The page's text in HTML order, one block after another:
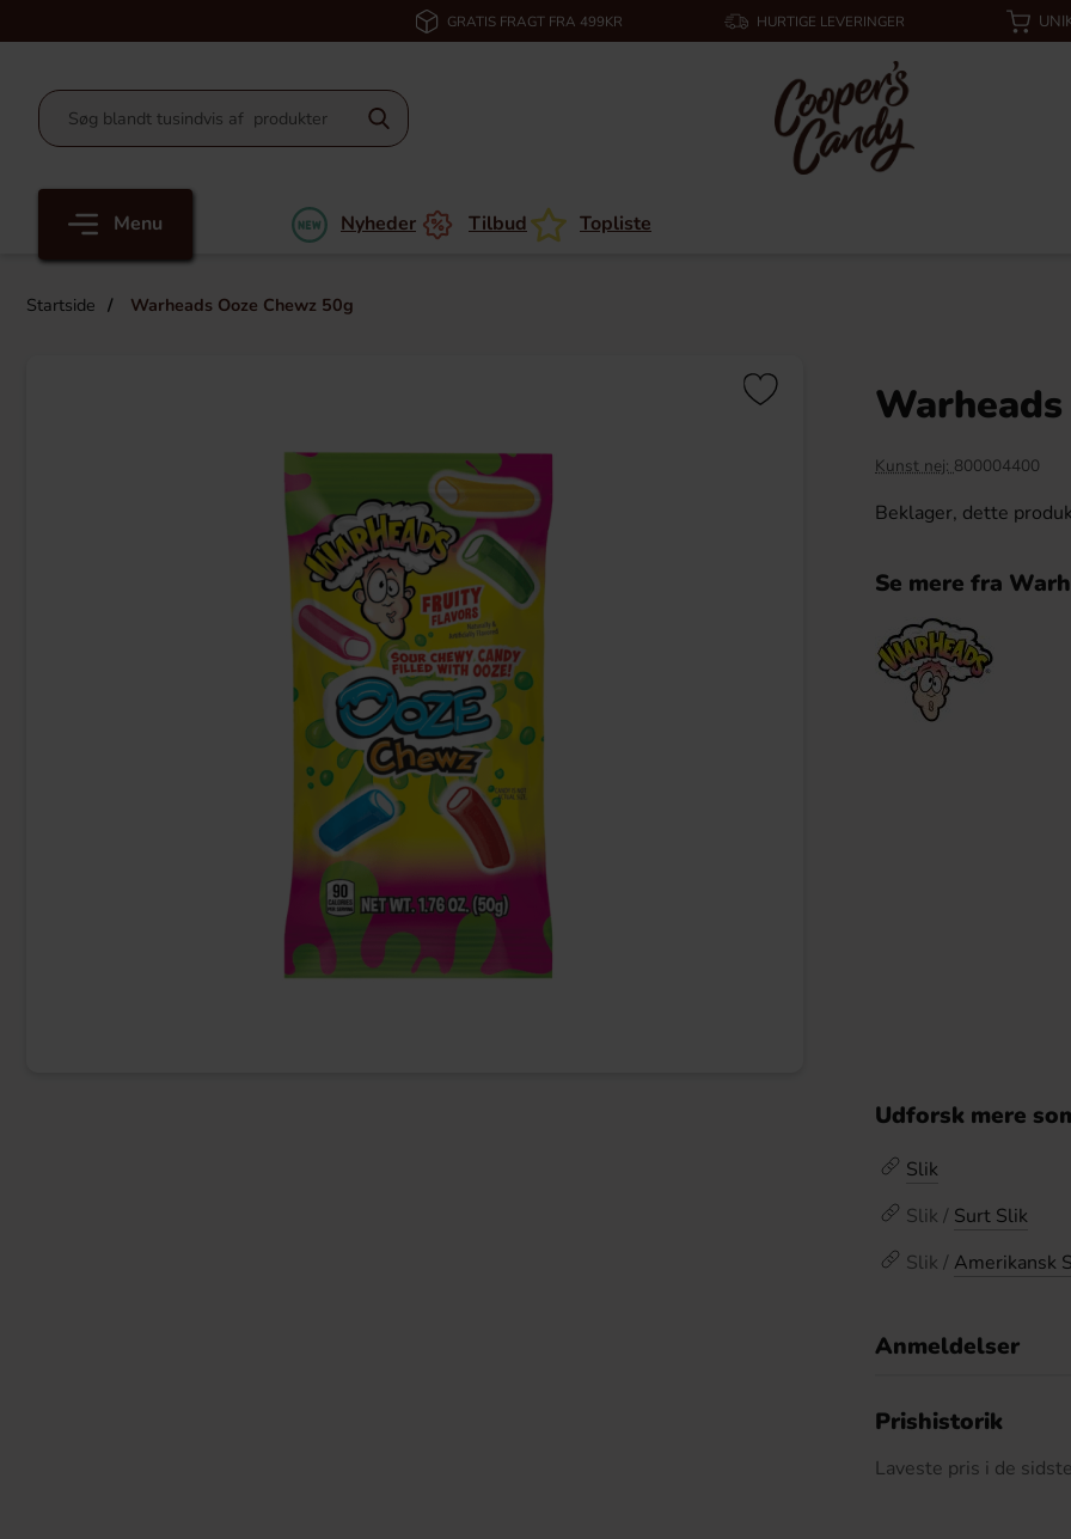
GRATIS FRAGT FRA 499KR HURTIGE LEVERINGER
Menu Nyheder Tilbud Topliste
Startside Warheads Ooze Chewz 50g
Kunst nej: 800004400
Beklager, dette
Se mere fra
Udforsk mere
Slik
Slik / Surt Slik
Slik / Amerikansk
Anmeldelser
Prishistorik
Laveste pris i de